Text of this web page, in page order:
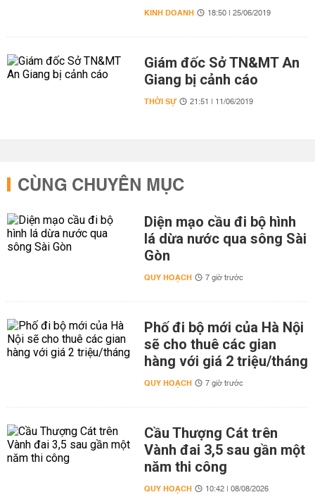
KINH DOANH 18:50 | 25/06/2019
Giám đốc Sở TN&MT An
Giang bị cảnh cáo
THỜI SỰ 21:51 | 11/06/2019
CÙNG CHUYÊN MỤC
Diện mạo cầu đi bộ hình
lá dừa nước qua sông Sài
Gòn
QUY HOẠCH 7 giờ trước
Phố đi bộ mới của Hà Nội
sẽ cho thuê các gian
hàng với giá 2 triệu/tháng
QUY HOẠCH 7 giờ trước
Cầu Thượng Cát trên
Vành đai 3,5 sau gần một
năm thi công
QUY HOẠCH 10:42 | 08/08/2026